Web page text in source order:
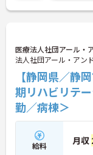
医療法人社団アール・
法人社団アール・アン
【静岡県／静
期リハビリテ
勤／病棟＞
給料 月収